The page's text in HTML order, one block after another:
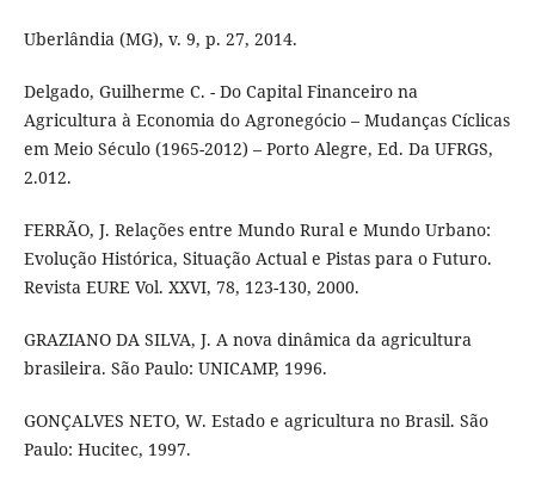
Uberlândia (MG), v. 9, p. 27, 2014.
Delgado, Guilherme C. - Do Capital Financeiro na
Agricultura à Economia do Agronegócio – Mudanças Cíclicas
em Meio Século (1965-2012) – Porto Alegre, Ed. Da UFRGS,
2.012.
FERRÃO, J. Relações entre Mundo Rural e Mundo Urbano:
Evolução Histórica, Situação Actual e Pistas para o Futuro.
Revista EURE Vol. XXVI, 78, 123-130, 2000.
GRAZIANO DA SILVA, J. A nova dinâmica da agricultura
brasileira. São Paulo: UNICAMP, 1996.
GONÇALVES NETO, W. Estado e agricultura no Brasil. São
Paulo: Hucitec, 1997.